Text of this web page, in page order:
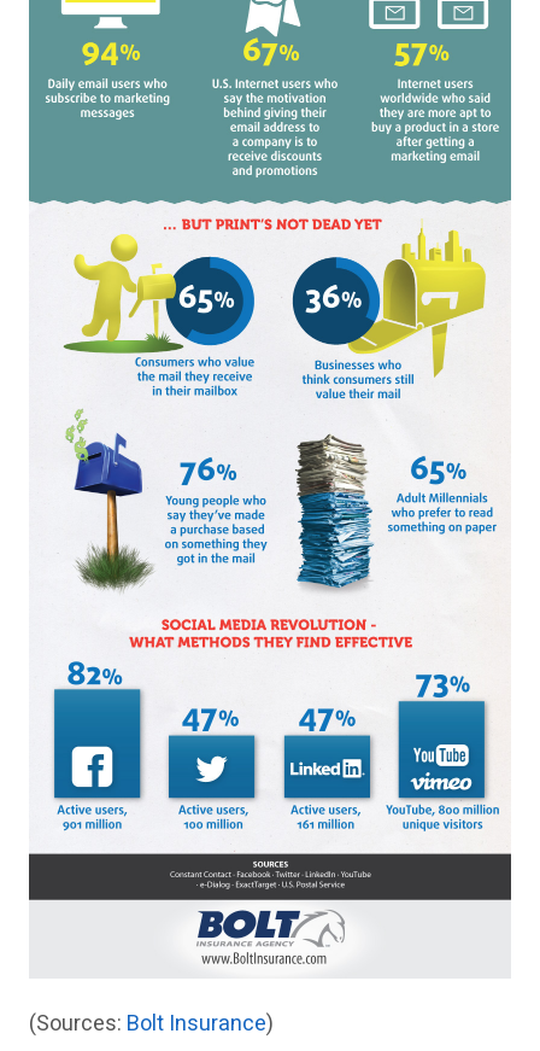
(Sources: Bolt Insurance)